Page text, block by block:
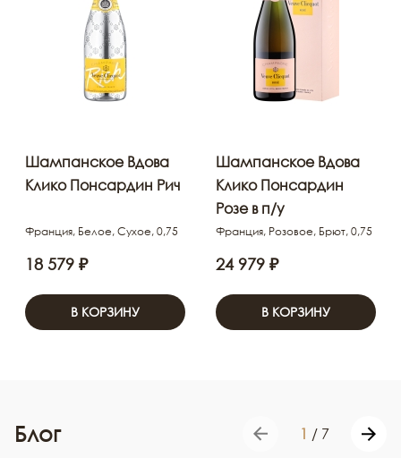
Шампанское Вдова
Клико Понсардин Рич
Франция, Белое, Сухое, 0,75
18 579 ₽
В КОРЗИНУ
Шампанское Вдова
Клико Понсардин
Розе в п/у
Франция, Розовое, Брют, 0,75
24 979 ₽
В КОРЗИНУ
Блог 1 / 7